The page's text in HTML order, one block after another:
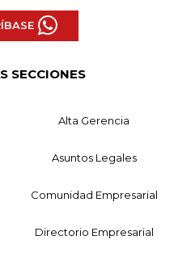
SECCIONES
Alta Gerencia
Asuntos Legales
Comunidad Empresarial
Directorio Empresarial